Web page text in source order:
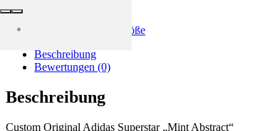
Auf die Wunschliste
Kategorie:
Unisex-Schuhgröße
Beschreibung
Bewertungen (0)
Beschreibung
Custom Original Adidas Superstar „Mint Abstract“